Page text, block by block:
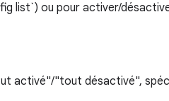
list`) ou pour activer/
activé"/"tout désactivé",